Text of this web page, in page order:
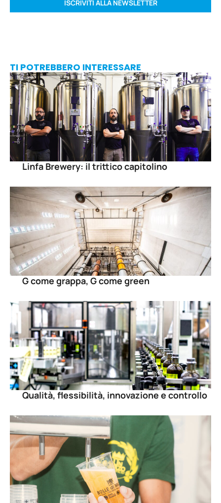
ISCRIVITI ALLA NEWSLETTER
TI POTREBBERO INTERESSARE
Linfa Brewery: il trittico capitolino
G come grappa, G come green
Qualità, flessibilità, innovazione e controllo